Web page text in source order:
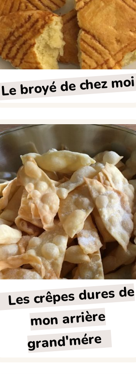
Le broyé de chez moi
Les crêpes dures de
mon arrière
grand'mére